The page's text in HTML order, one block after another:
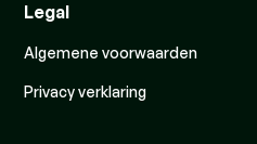
Legal
Algemene voorwaarden
Privacy verklaring